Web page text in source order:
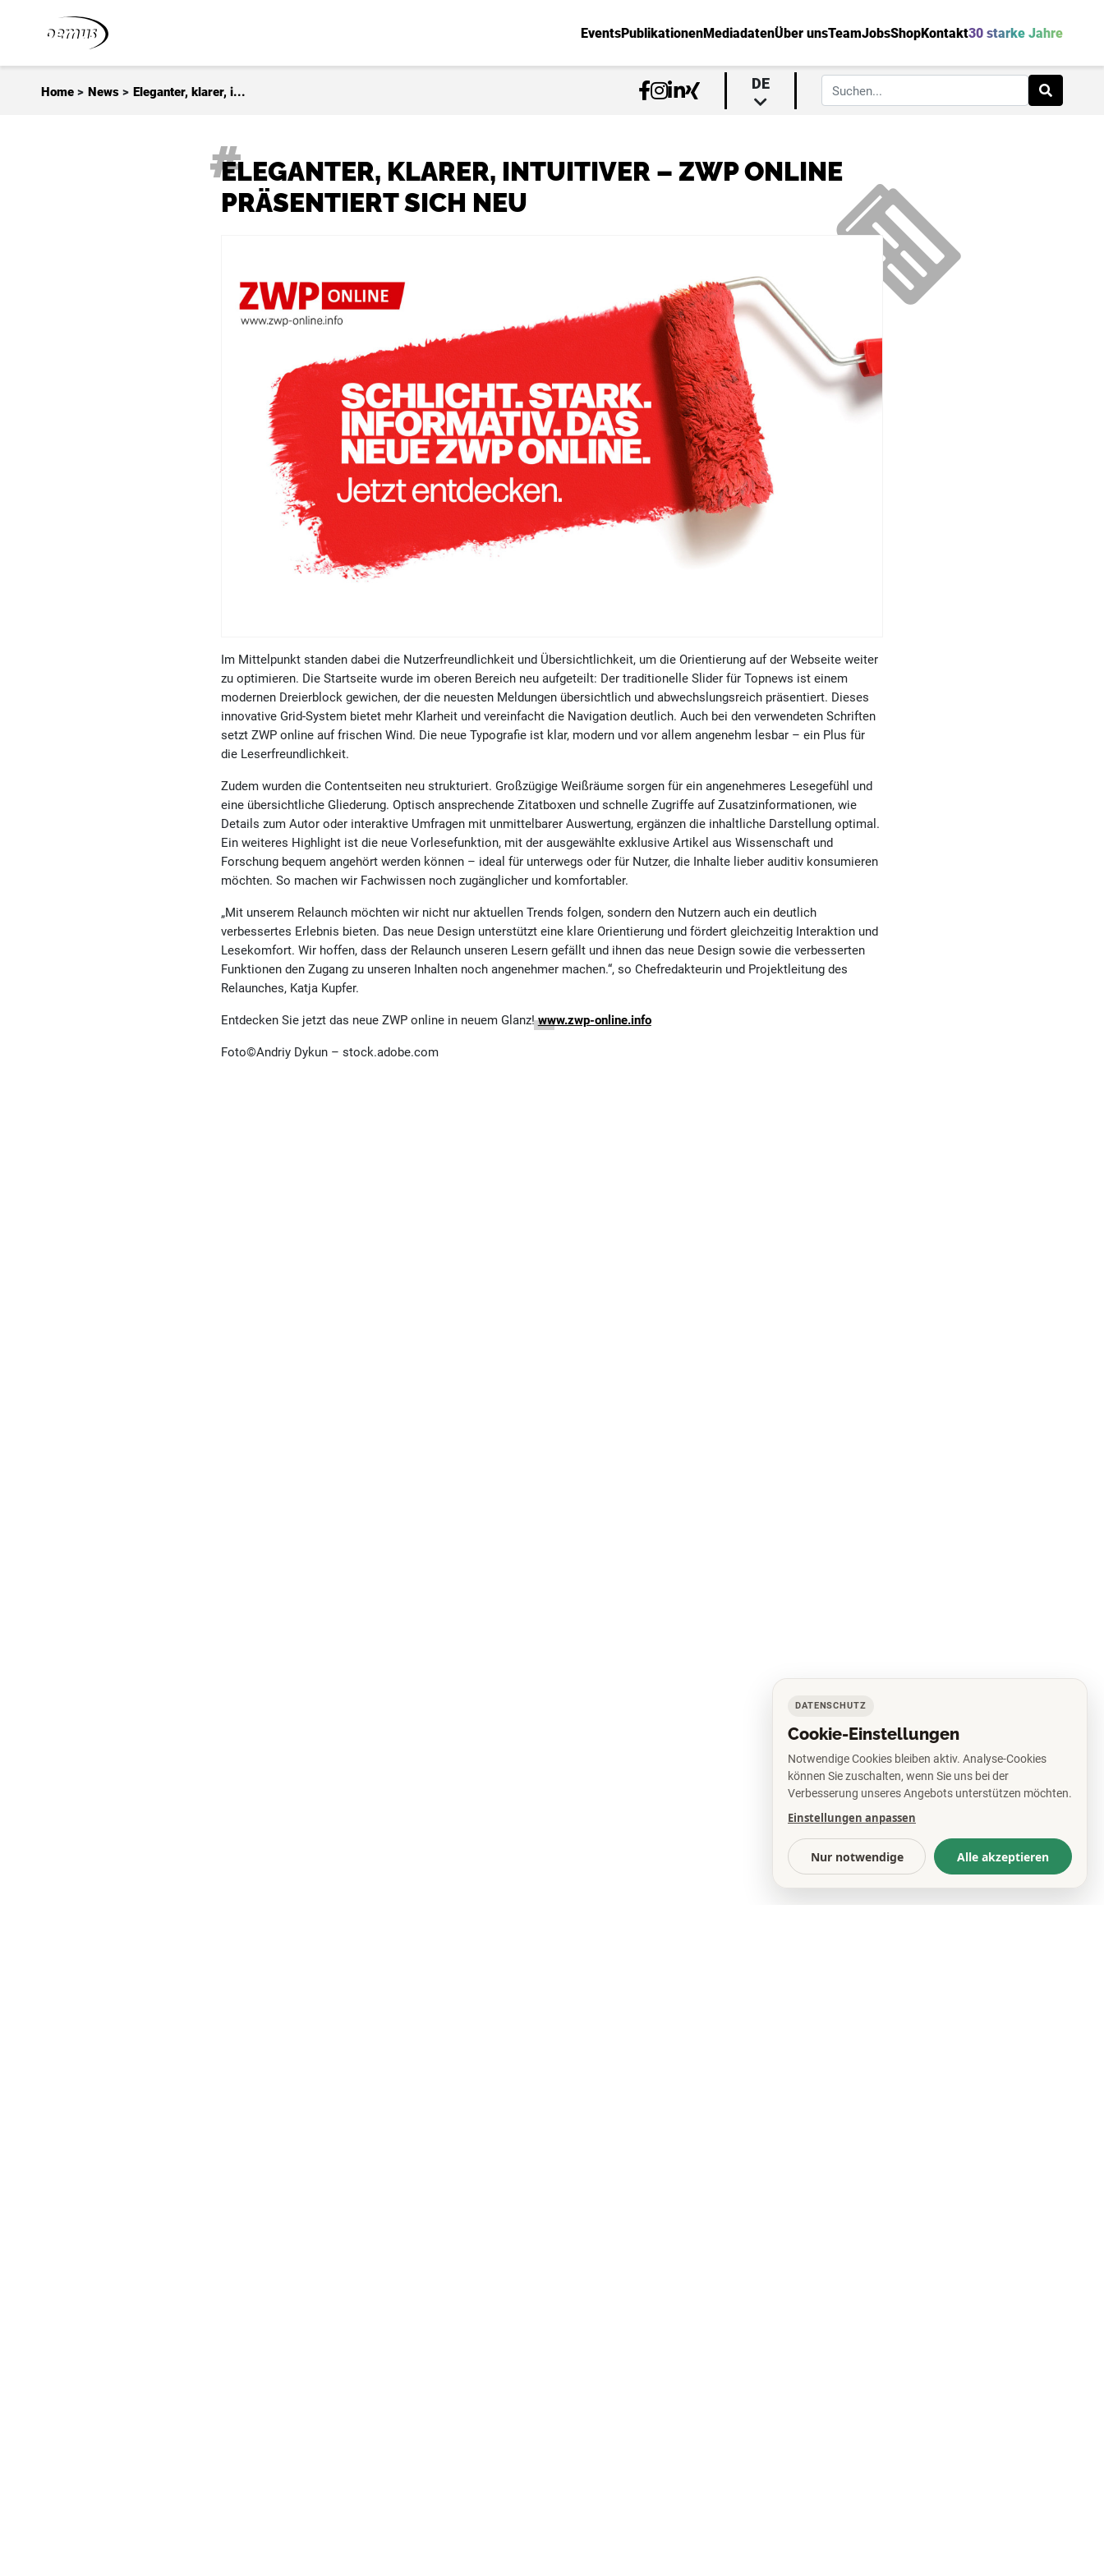
EventsPublikationenMediadatenÜber unsTeamJobsShopKontakt30 starke Jahre
Home > News > Eleganter, klarer, i... DE
ELEGANTER, KLARER, INTUITIVER – ZWP ONLINE
PRÄSENTIERT SICH NEU
Im Mittelpunkt standen dabei die Nutzerfreundlichkeit und Übersichtlichkeit, um die Orientierung auf der Webseite weiter
zu optimieren. Die Startseite wurde im oberen Bereich neu aufgeteilt: Der traditionelle Slider für Topnews ist einem
modernen Dreierblock gewichen, der die neuesten Meldungen übersichtlich und abwechslungsreich präsentiert. Dieses
innovative Grid-System bietet mehr Klarheit und vereinfacht die Navigation deutlich. Auch bei den verwendeten Schriften
setzt ZWP online auf frischen Wind. Die neue Typografie ist klar, modern und vor allem angenehm lesbar – ein Plus für
die Leserfreundlichkeit.
Zudem wurden die Contentseiten neu strukturiert. Großzügige Weißräume sorgen für ein angenehmeres Lesegefühl und
eine übersichtliche Gliederung. Optisch ansprechende Zitatboxen und schnelle Zugriffe auf Zusatzinformationen, wie
Details zum Autor oder interaktive Umfragen mit unmittelbarer Auswertung, ergänzen die inhaltliche Darstellung optimal.
Ein weiteres Highlight ist die neue Vorlesefunktion, mit der ausgewählte exklusive Artikel aus Wissenschaft und
Forschung bequem angehört werden können – ideal für unterwegs oder für Nutzer, die Inhalte lieber auditiv konsumieren
möchten. So machen wir Fachwissen noch zugänglicher und komfortabler.
„Mit unserem Relaunch möchten wir nicht nur aktuellen Trends folgen, sondern den Nutzern auch ein deutlich
verbessertes Erlebnis bieten. Das neue Design unterstützt eine klare Orientierung und fördert gleichzeitig Interaktion und
Lesekomfort. Wir hoffen, dass der Relaunch unseren Lesern gefällt und ihnen das neue Design sowie die verbesserten
Funktionen den Zugang zu unseren Inhalten noch angenehmer machen.“, so Chefredakteurin und Projektleitung des
Relaunches, Katja Kupfer.
Entdecken Sie jetzt das neue ZWP online in neuem Glanz!www.zwp-online.info
Foto©Andriy Dykun – stock.adobe.com
DATENSCHUTZ
Cookie-Einstellungen
Notwendige Cookies bleiben aktiv. Analyse-Cookies
können Sie zuschalten, wenn Sie uns bei der
Verbesserung unseres Angebots unterstützen möchten.
Einstellungen anpassen
Nur notwendige Alle akzeptieren